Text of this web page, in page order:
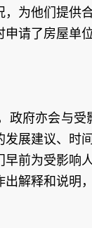
为他们提供
请了房屋单
政府亦会与
展建议、时
前为受影响
解释和说明